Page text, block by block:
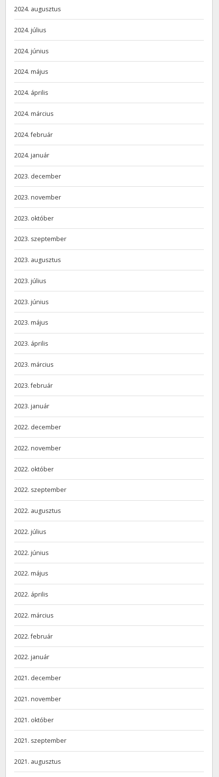
2024. augusztus
2024. július
2024. június
2024. május
2024. április
2024. március
2024. február
2024. január
2023. december
2023. november
2023. október
2023. szeptember
2023. augusztus
2023. július
2023. június
2023. május
2023. április
2023. március
2023. február
2023. január
2022. december
2022. november
2022. október
2022. szeptember
2022. augusztus
2022. július
2022. június
2022. május
2022. április
2022. március
2022. február
2022. január
2021. december
2021. november
2021. október
2021. szeptember
2021. augusztus